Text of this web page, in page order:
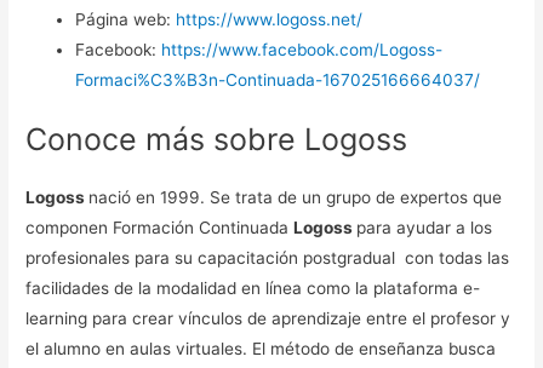
Página web: https://www.logoss.net/
Facebook: https://www.facebook.com/Logoss-
Formaci%C3%B3n-Continuada-167025166664037/
Conoce más sobre Logoss
Logoss nació en 1999. Se trata de un grupo de expertos que
componen Formación ContinuadaLogoss para ayudar a los
profesionales para su capacitación postgradual con todas las
facilidades de la modalidad en línea como la plataforma e-
learning para crear vínculos de aprendizaje entre el profesor y
el alumno en aulas virtuales. El método de enseñanza busca